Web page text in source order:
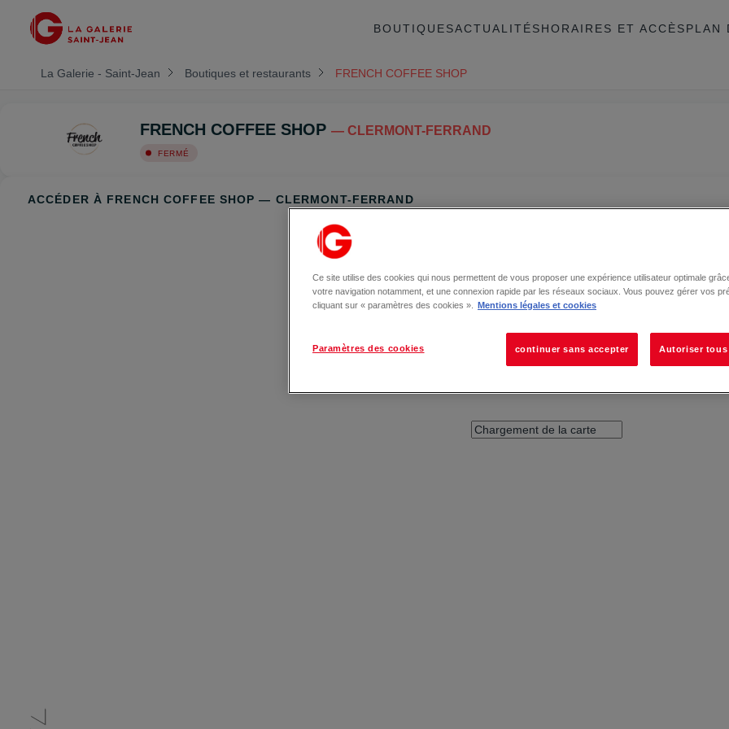
BOUTIQUESACTUALITÉSHORAIRES ET ACCÈSPLAN
La Galerie - Saint-Jean Boutiques et restaurants FRENCH COFFEE SHOP
FRENCH COFFEE SHOP — CLERMONT-FERRAND
FERMÉ
ACCÉDER À FRENCH COFFEE SHOP — CLERMONT-FERRAND
Ce site utilise des cookies qui nous permettent de vous proposer une expérience utilisateur optimale
votre navigation notamment, et une connexion rapide par les réseaux sociaux. Vous pouvez gérer vos
cliquant sur « paramètres des cookies ».
Mentions légales et cookies
Paramètres des cookies continuer sans accepter Autoriser